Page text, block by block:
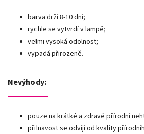
barva drží 8-10 dní;
rychle se vytvrdí v lampě;
velmi vysoká odolnost;
vypadá přirozeně.
Nevýhody:
pouze na krátké a zdravé přírodní
přilnavost se odvíjí od kvality